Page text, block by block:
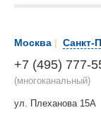
Москва | Санкт-
+7 (495) 777-
(многоканальный)
ул. Плеханова 15А